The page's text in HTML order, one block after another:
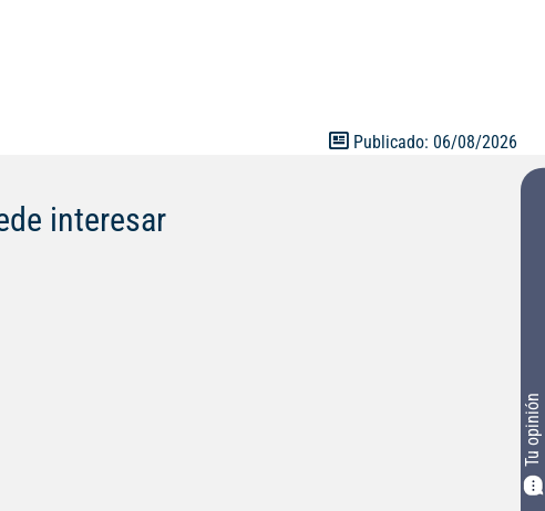
Tu opinión
Publicado: 06/08/2026
interesar